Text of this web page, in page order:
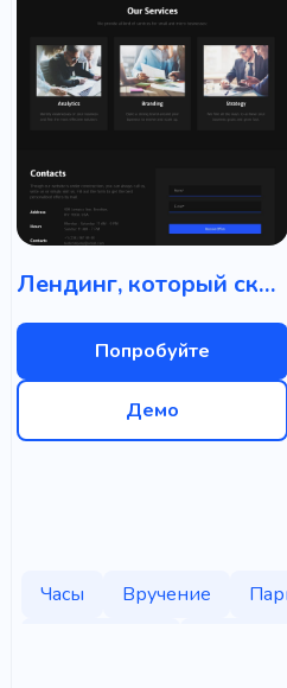
Лендинг, который скоро появится
Попробуйте
Демо
Часы Вручение